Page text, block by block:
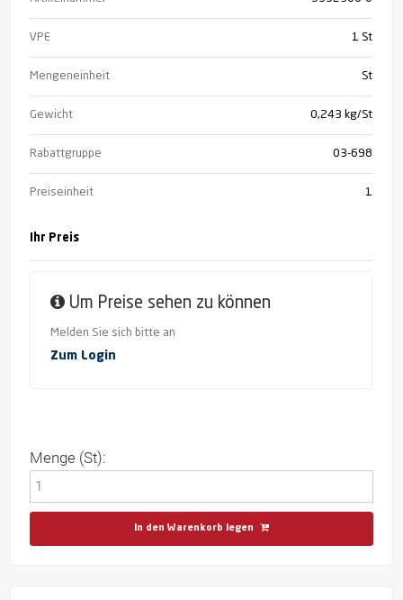
VPE 1 St
Mengeneinheit St
Gewicht 0,243 kg/St
Rabattgruppe 03-698
Preiseinheit 1
Ihr Preis
Um Preise sehen zu können
Melden Sie sich bitte an
Zum Login
Menge (St):
In den Warenkorb legen